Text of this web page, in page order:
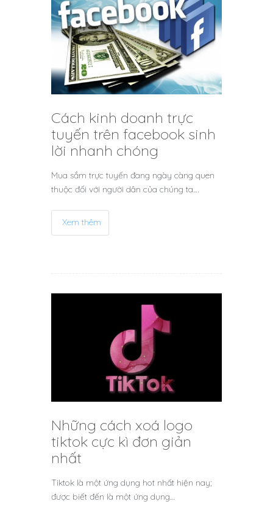
Cách kinh doanh trực
tuyến trên facebook sinh
lời nhanh chóng
Mua sắm trực tuyến đang ngày càng quen
thuộc đối với người dân của chúng ta.…
Xem thêm
Những cách xoá logo
tiktok cực kì đơn giản
nhất
Tiktok là một ứng dụng hot nhất hiện nay;
được biết đến là một ứng dụng…